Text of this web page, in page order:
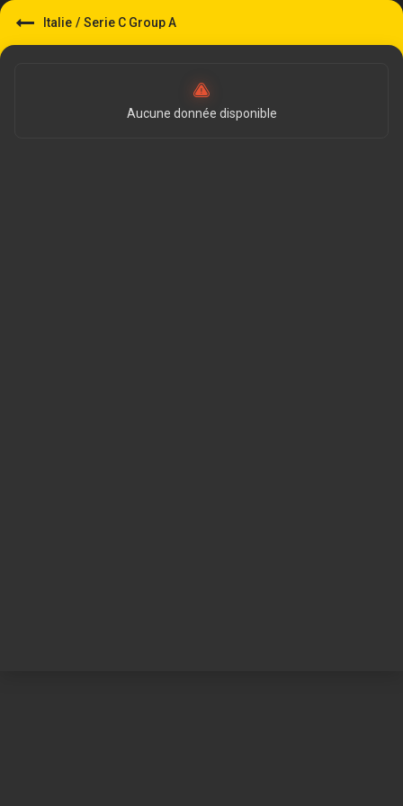
Italie / Serie C Group A
Aucune donnée disponible